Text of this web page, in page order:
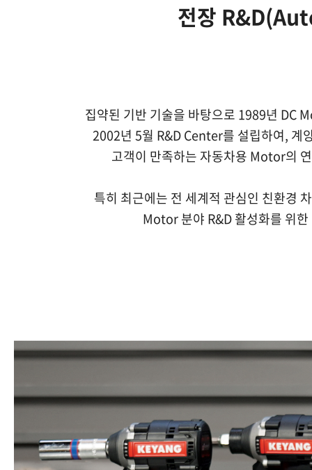
전장
집약된 기반 기술을 바탕으로 1989년 DC
2002년 5월 R&D Center를 설립하여, 계
고객이 만족하는 자동차용 Motor의
특히 최근에는 전 세계적 관심인 친환경
Motor 분야 R&D 활성화를 위